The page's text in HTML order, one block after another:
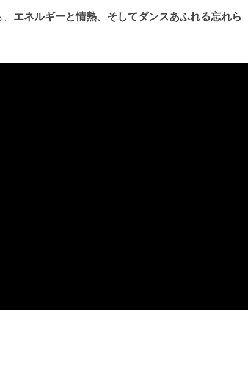
エネルギーと情熱、そしてダンスあふれる忘れら